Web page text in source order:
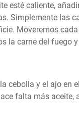
esté caliente,
Simplemente las
Moveremos
la carne del fuego
cebolla y el ajo en
falta más aceite,